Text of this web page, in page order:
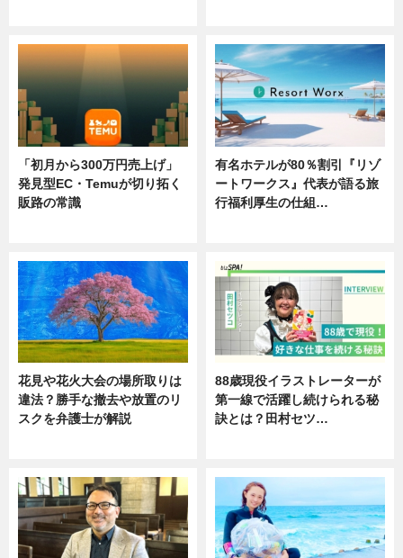
「初月から300万円売上げ」
発見型EC・Temuが切り拓く
販路の常識
有名ホテルが80％割引『リゾ
ートワークス』代表が語る旅
行福利厚生の仕組…
花見や花火大会の場所取りは
違法？勝手な撤去や放置のリ
スクを弁護士が解説
88歳現役イラストレーターが
第一線で活躍し続けられる秘
訣とは？田村セツ…